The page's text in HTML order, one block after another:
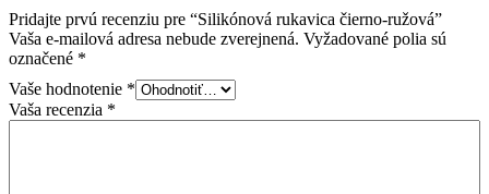
Pridajte prvú recenziu pre “Silikónová rukavica čierno-ružová”
Vaša e-mailová adresa nebude zverejnená. Vyžadované polia sú
označené *
Vaše hodnotenie *
Vaša recenzia *